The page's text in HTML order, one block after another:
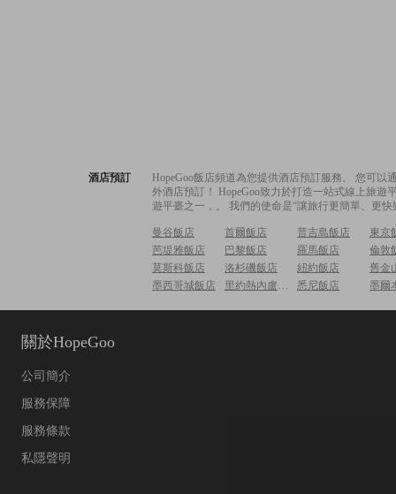
酒店預訂
HopeGoo飯店頻道為您提供酒店預訂服務。 您可
外酒店預訂！ HopeGoo致力於打造一站式線上旅
遊平臺之一，。 我們的使命是“讓旅行更簡單、更
曼谷飯店 首爾飯店 普吉島飯店
東京
芭堤雅飯店
巴黎飯店 羅馬飯店
倫敦
莫斯科飯店
洛杉磯飯店 紐約飯店
舊金
墨西哥城飯店
里約熱內盧飯店 悉尼飯店 墨爾
關於HopeGoo
公司簡介
服務保障
服務條款
私隱聲明